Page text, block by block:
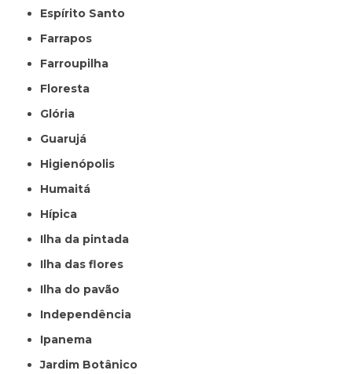
Espírito Santo
Farrapos
Farroupilha
Floresta
Glória
Guarujá
Higienópolis
Humaitá
Hípica
Ilha da pintada
Ilha das flores
Ilha do pavão
Independência
Ipanema
Jardim Botânico